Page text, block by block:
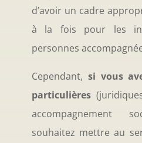
d’avoir un cadre
à la fois pour les
personnes
Cependant, si vous
particulières
accompagnement
souhaitez mettre au